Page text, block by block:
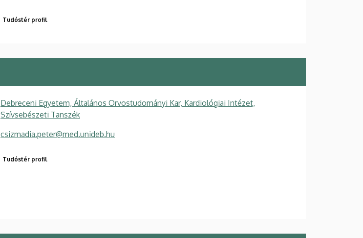
Tudóstér profil
Debreceni Egyetem, Általános Orvostudományi Kar, Kardiológiai Intézet,
Szívsebészeti Tanszék
csizmadia.peter@med.unideb.hu
Tudóstér profil